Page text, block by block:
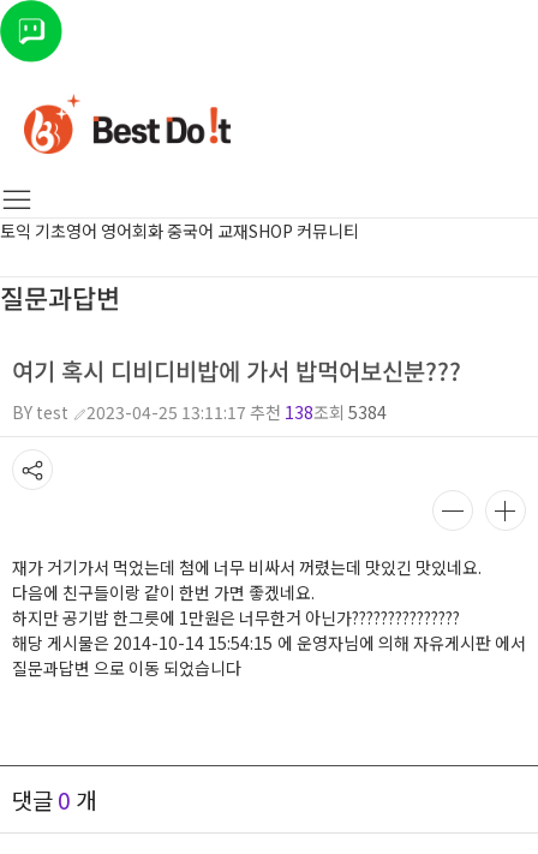
토익 기초영어 영어회화중국어 교재SHOP 커뮤니티
질문과답변
여기 혹시 디비디비밥에 가서 밥먹어보신분???
BY test 2023-04-25 13:11:17 추천 138조회 5384
재가 거기가서 먹었는데 첨에 너무 비싸서 꺼렸는데 맛있긴 맛있네요.
다음에 친구들이랑 같이 한번 가면 좋겠네요.
하지만 공기밥 한그릇에 1만원은 너무한거 아닌가???????????????
해당 게시물은 2014-10-14 15:54:15 에 운영자님에 의해 자유게시판 에서
질문과답변 으로 이동 되었습니다
댓글0 개